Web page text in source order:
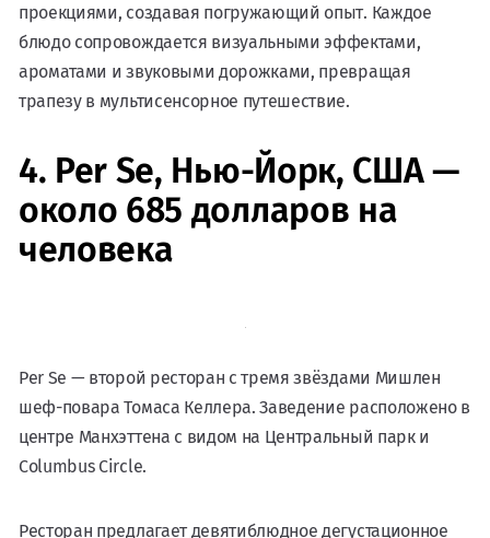
проекциями, создавая погружающий опыт. Каждое
блюдо сопровождается визуальными эффектами,
ароматами и звуковыми дорожками, превращая
трапезу в мультисенсорное путешествие.
4. Per Se, Нью-Йорк, США —
около 685 долларов на
человека
Per Se — второй ресторан с тремя звёздами Мишлен
шеф-повара Томаса Келлера. Заведение расположено в
центре Манхэттена с видом на Центральный парк и
Columbus Circle.
Ресторан предлагает девятиблюдное дегустационное